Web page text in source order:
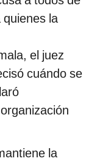
la
el juez
cuándo se
la